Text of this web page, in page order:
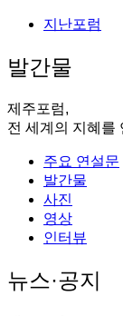
지난포럼
발간물
제주포럼,
전 세계의 지혜를
주요 연설문
발간물
사진
영상
인터뷰
뉴스·공지